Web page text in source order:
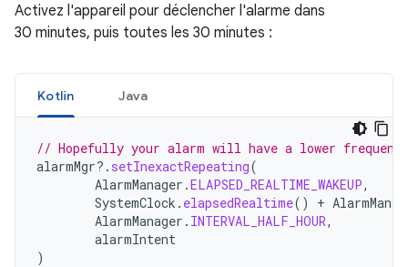
Activez l'appareil pour déclencher l'alarme dans
30 minutes, puis toutes les 30 minutes :
Kotlin Java
// Hopefully your alarm will have a lower
alarmMgr?. setInexactRepeating(
AlarmManager .ELAPSED_REALTIME_WAKEUP,
SystemClock . elapsedRealtime() +
AlarmManager . INTERVAL_HALF_HOUR,
alarmIntent
)